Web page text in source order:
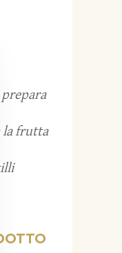
prepara
la frutta